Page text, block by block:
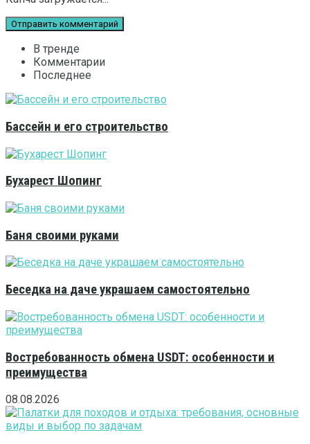
В тренде
Комментарии
Последнее
Бассейн и его строительство
Бухарест Шопинг
Баня своими руками
Беседка на даче украшаем самостоятельно
Востребованность обмена USDT: особенности и
преимущества
08.08.2026